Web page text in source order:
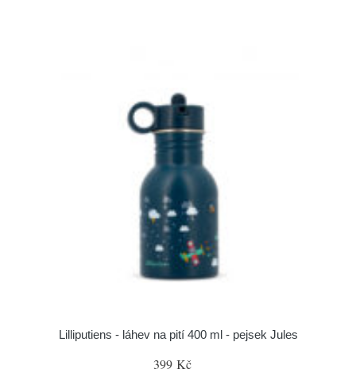
Lilliputiens - láhev na pití 400 ml - pejsek Jules
399 Kč